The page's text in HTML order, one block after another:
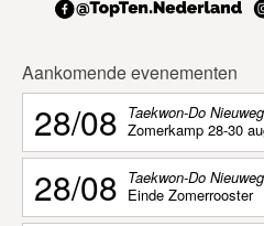
Aankomende evenementen
28/08 Taekwon-Do
Zomerkamp 28-30
28/08 Taekwon-Do
Einde Zomerrooster